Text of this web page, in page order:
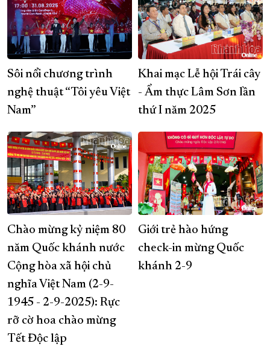
Sôi nổi chương trình
nghệ thuật “Tôi yêu Việt
Nam”
Khai mạc Lễ hội Trái cây
- Ẩm thực Lâm Sơn lần
thứ I năm 2025
Chào mừng kỷ niệm 80
năm Quốc khánh nước
Cộng hòa xã hội chủ
nghĩa Việt Nam (2-9-
1945 - 2-9-2025): Rực
rỡ cờ hoa chào mừng
Tết Độc lập
Giới trẻ hào hứng
check-in mừng Quốc
khánh 2-9